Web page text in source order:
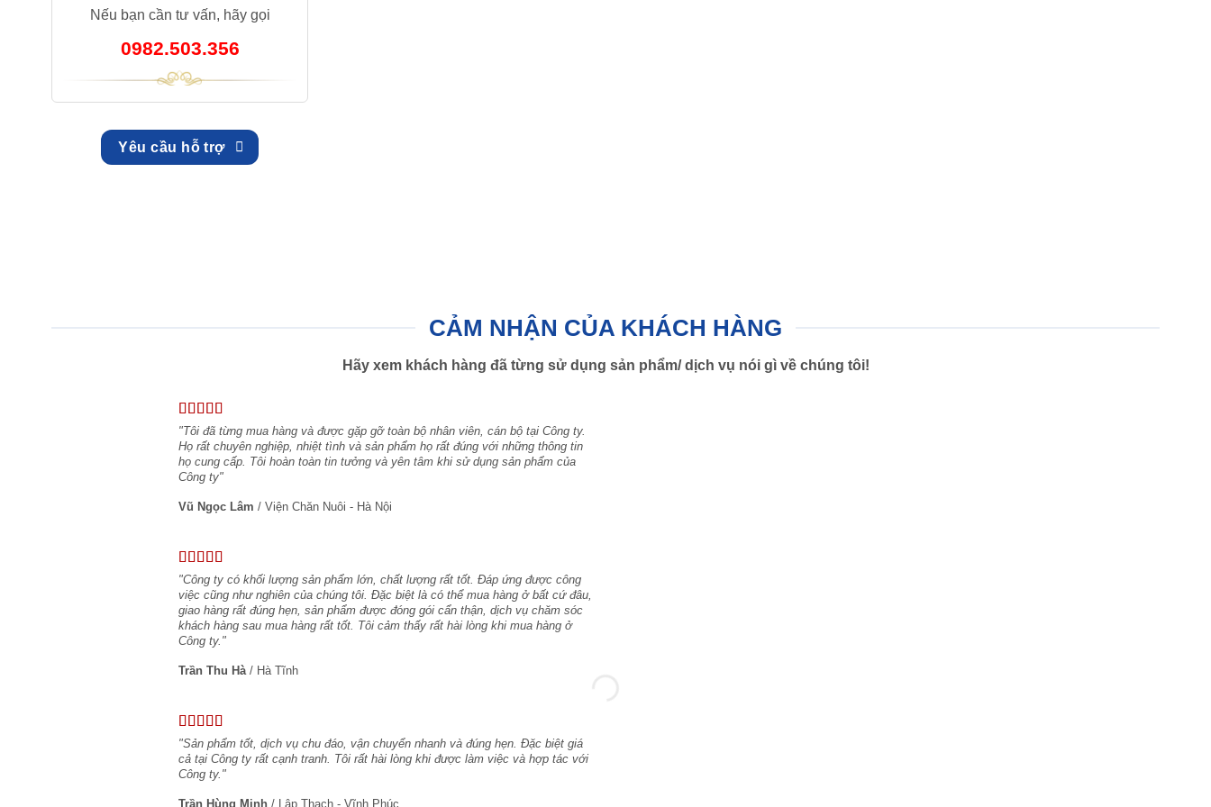
Nếu bạn cần tư vấn, hãy gọi
0982.503.356
Yêu cầu hỗ trợ
CẢM NHẬN CỦA KHÁCH HÀNG
Hãy xem khách hàng đã từng sử dụng sản phẩm/ dịch vụ nói gì về chúng tôi!
"Tôi đã từng mua hàng và được gặp gỡ toàn bộ nhân viên, cán bộ tại Công ty.
Họ rất chuyên nghiệp, nhiệt tình và sản phẩm họ rất đúng với những thông tin
họ cung cấp. Tôi hoàn toàn tin tưởng và yên tâm khi sử dụng sản phẩm của
Công ty"
Vũ Ngọc Lâm / Viện Chăn Nuôi - Hà Nội
"Công ty có khối lượng sản phẩm lớn, chất lượng rất tốt. Đáp ứng được công
việc cũng như nghiên của chúng tôi. Đặc biệt là có thể mua hàng ở bất cứ đâu,
giao hàng rất đúng hẹn, sản phẩm được đóng gói cẩn thận, dịch vụ chăm sóc
khách hàng sau mua hàng rất tốt. Tôi cảm thấy rất hài lòng khi mua hàng ở
Công ty."
Trần Thu Hà / Hà Tĩnh
"Sản phẩm tốt, dịch vụ chu đáo, vận chuyển nhanh và đúng hẹn. Đặc biệt giá
cả tại Công ty rất cạnh tranh. Tôi rất hài lòng khi được làm việc và hợp tác với
Công ty."
Trần Hùng Minh / Lập Thạch - Vĩnh Phúc